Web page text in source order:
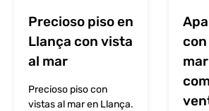
Precioso piso en
Llança con vista
al mar
Precioso piso con
vistas al mar en Llança.